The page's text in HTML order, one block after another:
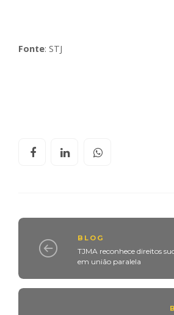
Fonte: STJ
BLOG
TJMA reconhece direitos
em união paralela